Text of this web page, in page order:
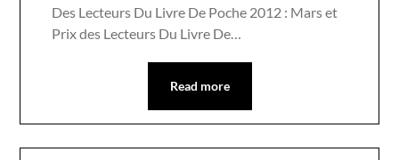
Des Lecteurs Du Livre De Poche 2012 : Mars et
Prix des Lecteurs Du Livre De…
Read more